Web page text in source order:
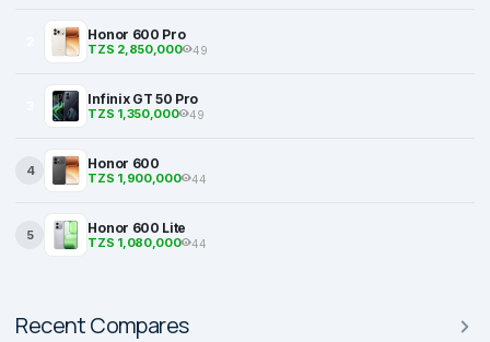
Honor 600 Pro
TZS 2,850,000 49
Infinix GT 50 Pro
TZS 1,350,000 49
4 Honor 600
TZS 1,900,000 44
5 Honor 600 Lite
TZS 1,080,000 44
Recent Compares